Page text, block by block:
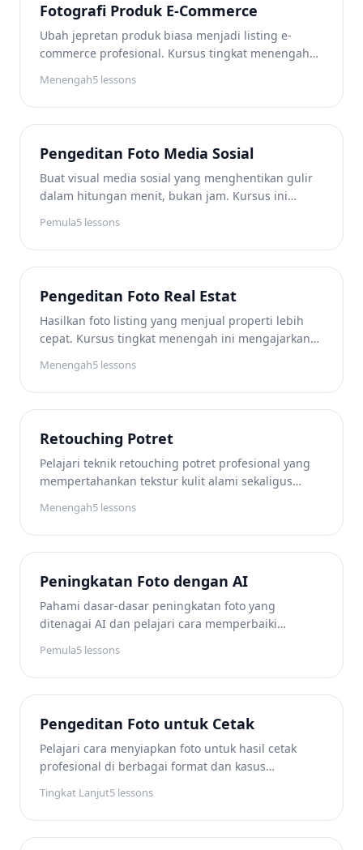
Fotografi Produk E-Commerce
Ubah jepretan produk biasa menjadi listing e-
commerce profesional. Kursus tingkat menengah
latar belakang putih, konversi gaya hidup ke studio,
pengeditan katalog massal, dan strategi optimasi
gambar yang mendorong tingkat konversi lebih
Menengah5 lessons
Pengeditan Foto Media Sosial
Buat visual media sosial yang menghentikan gulir
dalam hitungan menit, bukan jam. Kursus ini
pembuatan konten yang konsisten dengan merek,
alur kerja pengelompokan untuk penjadwalan
Stories dan Reels.
Pemula5 lessons
Pengeditan Foto Real Estat
Hasilkan foto listing yang menjual properti lebih
cepat. Kursus tingkat menengah ini mengajarkan
membersihkan foto eksterior, mengganti langit
yang suram, dan menambahkan elemen staging
virtual — semuanya menggunakan alat pengeditan
dibandingkan retouching tradisional.
Menengah5 lessons
Retouching Potret
Pelajari teknik retouching potret profesional yang
mempertahankan tekstur kulit alami sekaligus
segalanya mulai dari penghalusan kulit yang halus
hingga pengeditan potret grup yang efisien
menggunakan alat bertenaga AI.
Menengah5 lessons
Peningkatan Foto dengan AI
Pahami dasar-dasar peningkatan foto yang
ditenagai AI dan pelajari cara memperbaiki
penajaman, gradasi warna, dan perbesaran cerdas.
Pemula5 lessons
Pengeditan Foto untuk Cetak
Pelajari cara menyiapkan foto untuk hasil cetak
profesional di berbagai format dan kasus
persyaratan resolusi, manajemen warna, persiapan
format besar, dan spesifikasi kemasan produk.
Tingkat Lanjut5 lessons